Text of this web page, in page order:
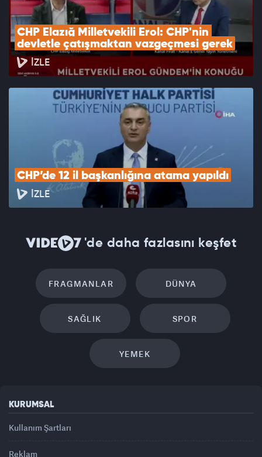
CHP Elazığ Milletvekili Erol: CHP'nin
devletle çatışmaktan vazgeçmesi gerek
İZLE
CHP’de 12 il başkanlığına atama yapıldı
İZLE
'de daha fazlasını keşfet
FRAGMANLAR DÜNYA
SAĞLIK SPOR
YEMEK
KURUMSAL
Kullanım Şartları
Reklam